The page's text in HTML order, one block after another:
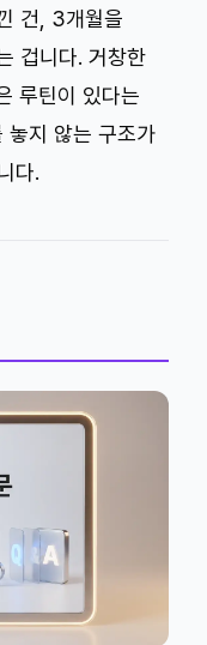
건, 3개월을
겁니다. 거창한
루틴이 있다는
놓지 않는 구조가
다.